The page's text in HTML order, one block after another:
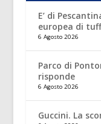
E’ di
europea di
6 Agosto 2026
Parco di
risponde
6 Agosto 2026
Guccini. La